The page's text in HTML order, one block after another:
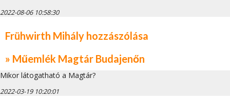
2022-08-06 10:58:30
Frühwirth Mihály hozzászólása
» Műemlék Magtár Budajenőn
Mikor látogatható a Magtár?
2022-03-19 10:20:01